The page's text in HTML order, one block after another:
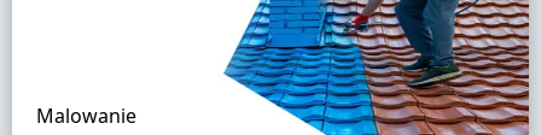
Malowanie